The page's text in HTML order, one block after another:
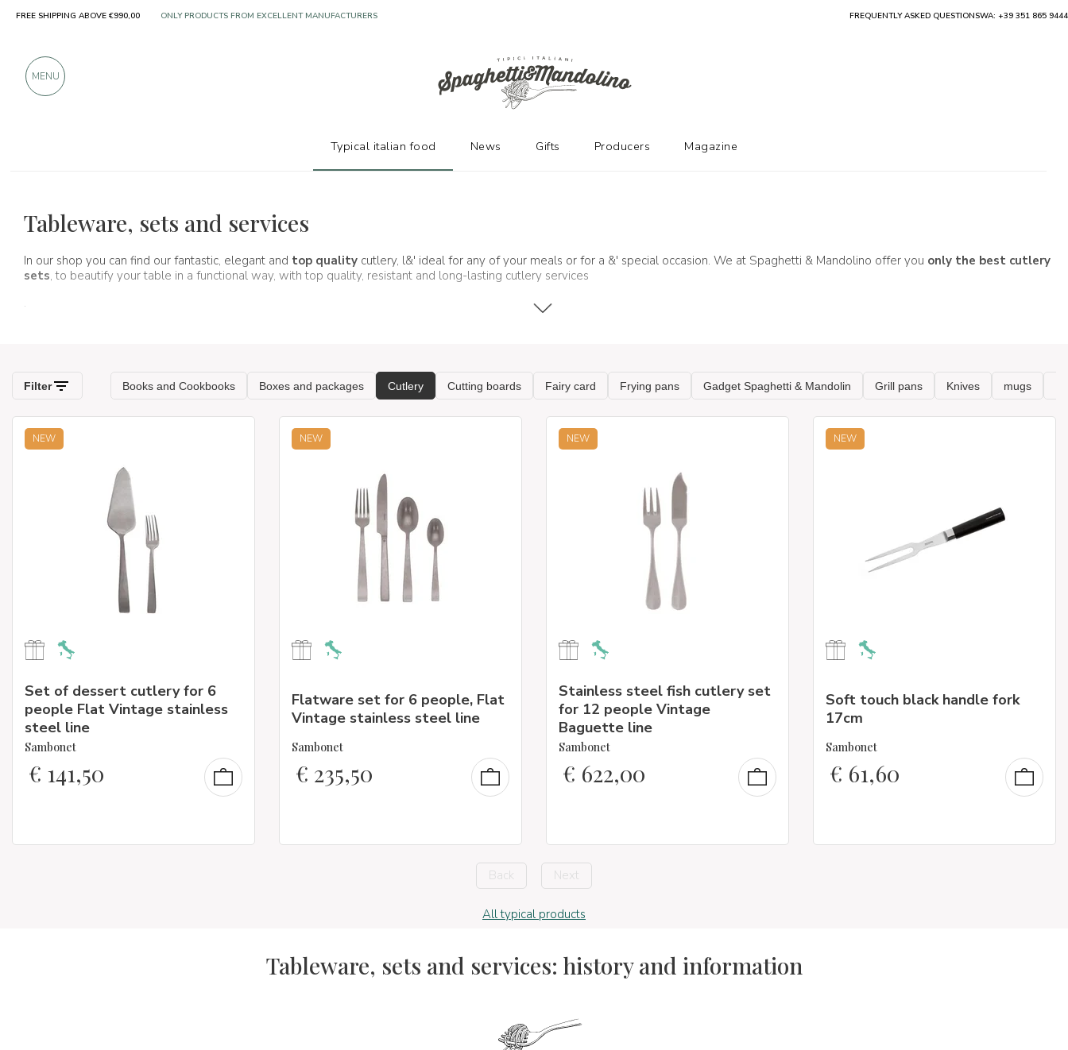
Tableware, sets and services
In our shop you can find our fantastic, elegant and top quality cutlery, l&' ideal for any of your meals or for a &' special occasion. We at Spaghetti & Mandolino offer you only the best cutlery
sets, to beautify your table in a functional way, with top quality, resistant and long-lasting cutlery services
.
NEW
Set of dessert cutlery for 6
people Flat Vintage stainless
steel line
Sambonet
€ 141,50
NEW
Flatware set for 6 people, Flat
Vintage stainless steel line
Sambonet
€ 235,50
NEW
Stainless steel fish cutlery set
for 12 people Vintage
Baguette line
Sambonet
€ 622,00
NEW
Soft touch black handle fork
17cm
Sambonet
€ 61,60
Back Next
All typical products
Tableware, sets and services: history and information
FREE SHIPPING ABOVE €990,00 ONLY PRODUCTS FROM EXCELLENT MANUFACTURERS FREQUENTLY ASKED QUESTIONSWA: +39 351 865 9444
MENU
Typical italian food News Gifts Producers Magazine